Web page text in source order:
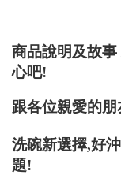
商品說明及故事
心吧!
跟各位親愛的
洗碗新選擇,好
題!